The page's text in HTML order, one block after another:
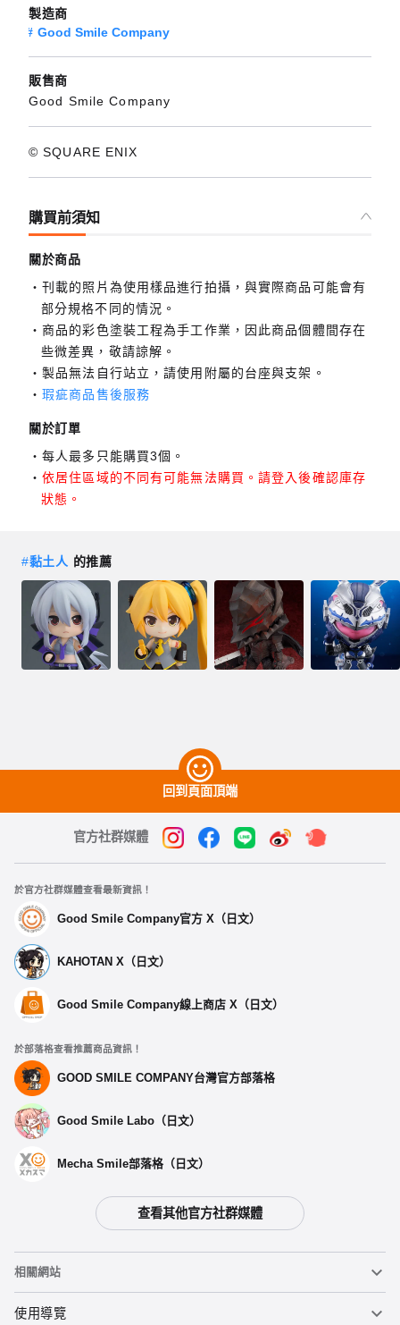
製造商
Good Smile Company
販售商
Good Smile Company
© SQUARE ENIX
購買前須知
關於商品
刊載的照片為使用樣品進行拍攝，與實際商品可能會有
部分規格不同的情況。
商品的彩色塗裝工程為手工作業，因此商品個體間存在
些微差異，敬請諒解。
製品無法自行站立，請使用附屬的台座與支架。
瑕疵商品售後服務
關於訂單
每人最多只能購買3個。
依居住區域的不同有可能無法購買。請登入後確認庫存
狀態。
#黏土人 的推薦
回到頁面頂端
官方社群媒體
於官方社群媒體查看最新資訊！
Good Smile Company官方 X（日文）
KAHOTAN X（日文）
Good Smile Company線上商店 X（日文）
於部落格查看推薦商品資訊！
GOOD SMILE COMPANY台灣官方部落格
Good Smile Labo（日文）
Mecha Smile部落格（日文）
查看其他官方社群媒體
相關網站
黏土人
使用導覽